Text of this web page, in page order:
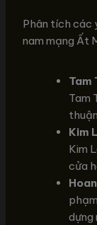
Phân tích các
nam mạng Ất
Tam
Tam
Kim
Kim
cửa
dựng